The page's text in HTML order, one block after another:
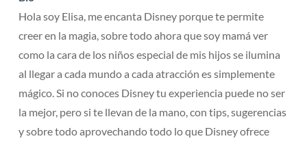
Hola soy Elisa, me encanta Disney porque te permite
creer en la magia, sobre todo ahora que soy mamá ver
como la cara de los niños especial de mis hijos se ilumina
al llegar a cada mundo a cada atracción es simplemente
mágico. Si no conoces Disney tu experiencia puede no ser
la mejor, pero si te llevan de la mano, con tips, sugerencias
y sobre todo aprovechando todo lo que Disney ofrece